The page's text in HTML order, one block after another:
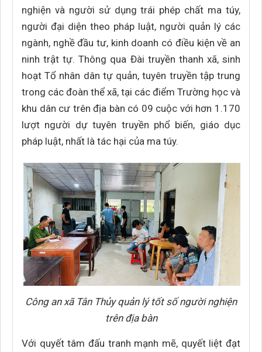
nghiện và người sử dụng trái phép chất ma túy,
người đại diện theo pháp luật, người quản lý các
ngành, nghề đầu tư, kinh doanh có điều kiện về an
ninh trật tự. Thông qua Đài truyền thanh xã, sinh
hoạt Tổ nhân dân tự quản, tuyên truyền tập trung
trong các đoàn thể xã, tại các điểm Trường học và
khu dân cư trên địa bàn có 09 cuộc với hơn 1.170
lượt người dự tuyên truyền phổ biến, giáo dục
pháp luật, nhất là tác hại của ma túy.
Công an xã Tân Thủy quản lý tốt số người nghiện
trên địa bàn
Với quyết tâm đấu tranh mạnh mẽ, quyết liệt đạt